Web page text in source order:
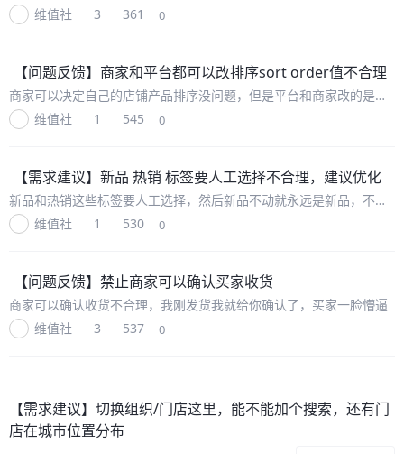
张，控制一下图片大小，否则页面加载太慢
维值社 3 361 0
【问题反馈】 商家和平台都可以改排序sort order值不合理
商家可以决定自己的店铺产品排序没问题，但是平台和商家改的是同
一个值，也就意味着首页新品推荐，100个商家有各自有100个商品，
他们在自己的店铺里排序1-100没问题，但是在平台首页应该是1-
维值社 1 545 0
【需求建议】 新品 热销 标签要人工选择不合理，建议优化
新品和热销这些标签要人工选择，然后新品不动就永远是新品，不是
太合理，手工工作量也很大，要去分辨这些是不是新品，是不是热
销，然后打标签，去标签
维值社 1 530 0
【问题反馈】 禁止商家可以确认买家收货
商家可以确认收货不合理，我刚发货我就给你确认了，买家一脸懵逼
维值社
3 537 0
【需求建议】 切换组织/门店这里，能不能加个搜索，还有门
店在城市位置分布